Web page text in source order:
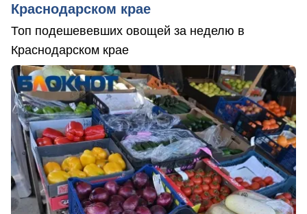
Краснодарском крае
Топ подешевевших овощей за неделю в
Краснодарском крае